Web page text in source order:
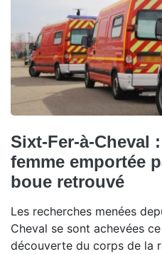
Sixt-Fer-à-Cheval
femme emportée
boue retrouvé
Les recherches menées
Cheval se sont achevées
découverte du corps de la